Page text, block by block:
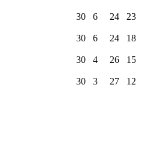
30 6 24 23
30 6 24 18
30 4 26 15
30 3 27 12